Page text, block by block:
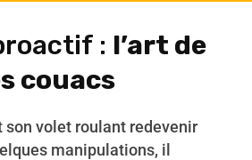
: l’art de
couacs
son volet roulant redevenir
manipulations, il